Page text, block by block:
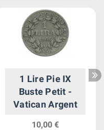
1 Lire Pie IX
Buste Petit -
Vatican Argent
10,00 €